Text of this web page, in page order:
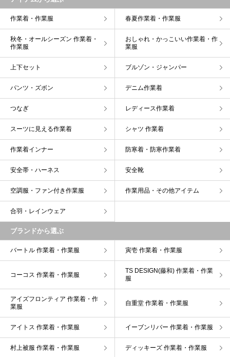
作業着・作業服 春夏作業着・作業服
秋冬・オールシーズン 作業着・
作業服
おしゃれ・かっこいい作業着・作
業服
上下セット ブルゾン・ジャンパー
パンツ・ズボン デニム作業着
つなぎ レディース作業着
スーツに見える作業着 シャツ 作業着
作業着インナー 防寒着・防寒作業着
安全帯・ハーネス 安全靴
空調服・ファン付き作業服 作業用品・その他アイテム
合羽・レインウェア
ブランドから選ぶ
バートル 作業着・作業服 寅壱 作業着・作業服
コーコス 作業着・作業服
TS DESIGN(藤和) 作業着・作業
服
アイズフロンティア 作業着・作
業服
自重堂 作業着・作業服
アイトス 作業着・作業服 イーブンリバー 作業着・作業服
村上被服 作業着・作業服 ディッキーズ 作業着・作業服